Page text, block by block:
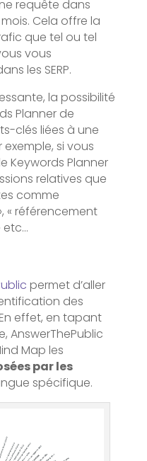
requête dans
Cela offre la
que tel ou tel
vous
les SERP.
la possibilité
Planner de
clés liées à une
si vous
Keywords Planner
relatives que
comme
« référencement
etc…
permet d’aller
des
effet, en tapant
AnswerThePublic
Map les
par les
spécifique.